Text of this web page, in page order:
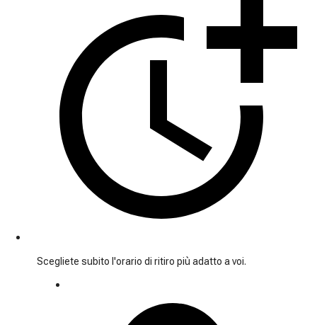
Scegliete subito l'orario di ritiro più adatto a voi.